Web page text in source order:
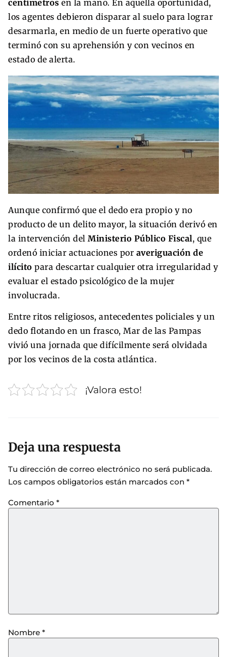
centímetros en la mano. En aquella oportunidad,
los agentes debieron disparar al suelo para lograr
desarmarla, en medio de un fuerte operativo que
terminó con su aprehensión y con vecinos en
estado de alerta.
Aunque confirmó que el dedo era propio y no
producto de un delito mayor, la situación derivó en
la intervención del Ministerio Público Fiscal, que
ordenó iniciar actuaciones por averiguación de
ilícito para descartar cualquier otra irregularidad y
evaluar el estado psicológico de la mujer
involucrada.
Entre ritos religiosos, antecedentes policiales y un
dedo flotando en un frasco, Mar de las Pampas
vivió una jornada que difícilmente será olvidada
por los vecinos de la costa atlántica.
¡Valora esto!
Deja una respuesta
Tu dirección de correo electrónico no será publicada.
Los campos obligatorios están marcados con *
Comentario *
Nombre *